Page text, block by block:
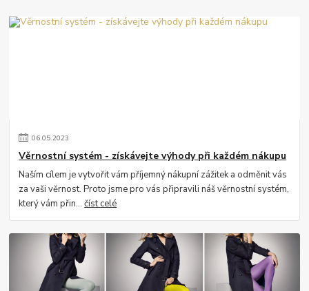
06.05.2023
Věrnostní systém - získávejte výhody při každém nákupu
Naším cílem je vytvořit vám příjemný nákupní zážitek a odměnit vás
za vaši věrnost. Proto jsme pro vás připravili náš věrnostní systém,
který vám přin...číst celé